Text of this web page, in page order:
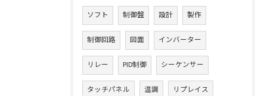
ソフト 制御盤 設計 製作
制御回路 図面 インバーター
リレー PID制御 シーケンサー
タッチパネル 温調 リプレイス